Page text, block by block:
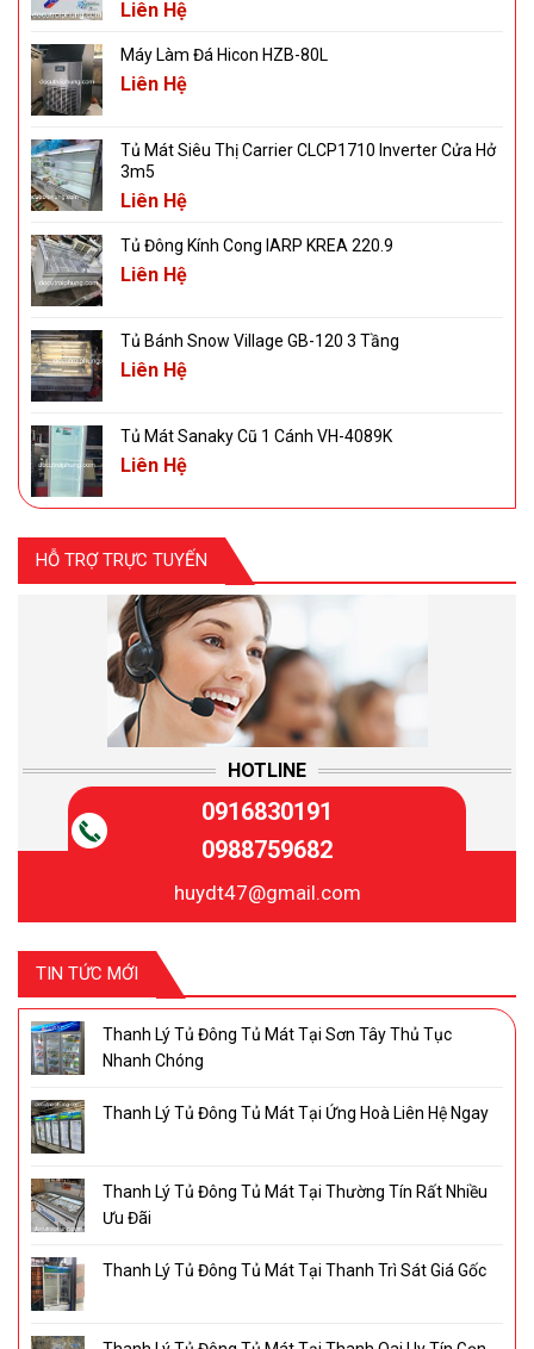
Liên Hệ
Máy Làm Đá Hicon HZB-80L
Liên Hệ
Tủ Mát Siêu Thị Carrier CLCP1710 Inverter Cửa Hở
3m5
Liên Hệ
Tủ Đông Kính Cong IARP KREA 220.9
Liên Hệ
Tủ Bánh Snow Village GB-120 3 Tầng
Liên Hệ
Tủ Mát Sanaky Cũ 1 Cánh VH-4089K
Liên Hệ
HỖ TRỢ TRỰC TUYẾN
HOTLINE
0916830191
0988759682
huydt47@gmail.com
TIN TỨC MỚI
Thanh Lý Tủ Đông Tủ Mát Tại Sơn Tây Thủ Tục
Nhanh Chóng
Thanh Lý Tủ Đông Tủ Mát Tại Ứng Hoà Liên Hệ Ngay
Thanh Lý Tủ Đông Tủ Mát Tại Thường Tín Rất Nhiều
Ưu Đãi
Thanh Lý Tủ Đông Tủ Mát Tại Thanh Trì Sát Giá Gốc